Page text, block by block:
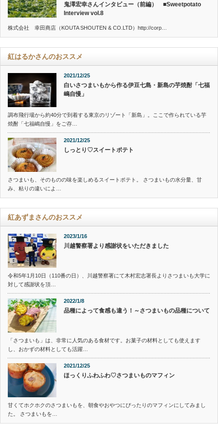
鬼澤宏幸さんインタビュー（前編） ■Sweetpotato
Interview vol.8
株式会社 幸田商店（KOUTA SHOUTEN & CO.LTD）http://corp…
紅はるかさんのおススメ
2021/12/25
白いさつまいもから作る伊豆七島・新島の芋焼酎「七福
嶋自慢」
調布飛行場から約40分で到着する東京のリゾート「新島」。ここで作られている芋
焼酎「七福嶋自慢」をご存…
2021/12/25
しっとり♡スイートポテト
さつまいも、そのものの味を楽しめるスイートポテト。 さつまいもの水分量、甘
み、粘りの違いによ…
紅あずまさんのおススメ
2023/1/16
川越警察署より感謝状をいただきました
令和5年1月10日（110番の日）、川越警察署にて木村宏志署長よりさつまいも大学に
対して感謝状を頂…
2022/1/8
品種によって食感も違う！～さつまいもの品種について
「さつまいも」は、非常に人気のある食材です。お菓子の材料としても使えます
し、おかずの材料としても活躍…
2021/12/25
ほっくりふわふわ♡さつまいものマフィン
甘くてホクホクのさつまいもを、朝食やおやつにぴったりのマフィンにしてみまし
た。 さつまいもを…